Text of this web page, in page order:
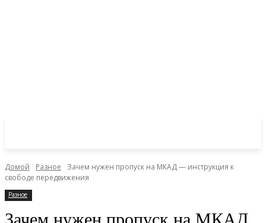
Домой Разное
Зачем нужен пропуск на МКАД — инструкция к
свободе передвижения
Разное